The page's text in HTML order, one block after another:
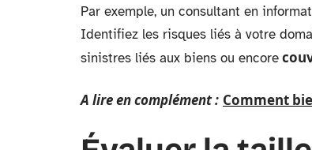
Par exemple, un consultant en
Identifiez les risques liés à votre
sinistres liés aux biens ou encore
A lire en complément : Comment